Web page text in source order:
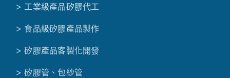
> 工業級產品矽膠代工
> 食品級矽膠產品製作
> 矽膠產品客製化開發
> 矽膠管、包紗管